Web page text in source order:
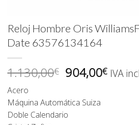
Reloj Hombre Oris
Date 63576134164
1.130,00€ El
precio
original
era:
1.130,00€.
904,00€ElIVA
Acero
Máquina Automática Suiza
Doble Calendario